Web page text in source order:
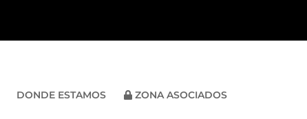
DONDE ESTAMOS ZONA ASOCIADOS